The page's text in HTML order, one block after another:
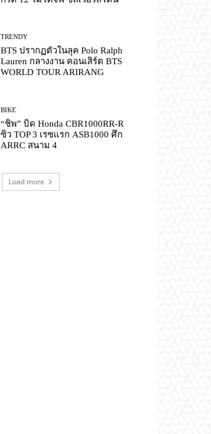
TRENDY
BTS ปรากฏตัวในลุค Polo Ralph
Lauren กลางงาน คอนเสิร์ต BTS
WORLD TOUR ARIRANG
BIKE
“ชิพ” บิด Honda CBR1000RR-R
ซิว TOP 3 เรซแรก ASB1000 ศึก
ARRC สนาม 4
Load more